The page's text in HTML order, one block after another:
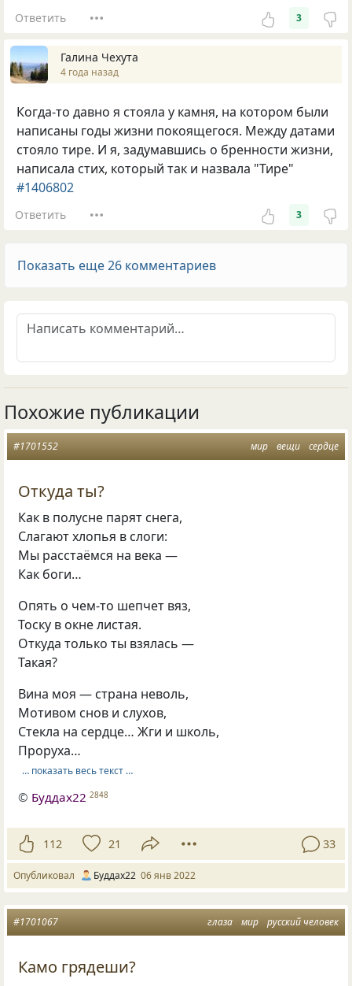
Ответить 3
Галина Чехута
4 года назад
Когда-то давно я стояла у камня, на котором были
написаны годы жизни покоящегося. Между датами
стояло тире. И я, задумавшись о бренности жизни,
написала стих, который так и назвала "Тире"
#1406802
Ответить 3
Показать еще 26 комментариев
Похожие публикации
мир вещи сердце
#1701552
Откуда ты?
Как в полусне парят снега,
Слагают хлопья в слоги:
Мы расстаёмся на века —
Как боги…
Опять о чем-то шепчет вяз,
Тоску в окне листая.
Откуда только ты взялась —
Такая?
Вина моя — страна неволь,
Мотивом снов и слухов,
Стекла на сердце… Жги и школь,
Проруха…
… показать весь текст …
© Буддах22 2848
112 21 33
Опубликовал Буддах22 06 янв 2022
глаза мир русский человек
#1701067
Камо грядеши?